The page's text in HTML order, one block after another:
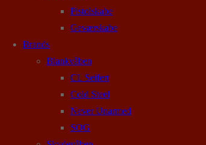
Pistolskabe
Geværskabe
Brands
Blankvåben
CL Seifert
Cold Steel
Never Unarmed
SOG